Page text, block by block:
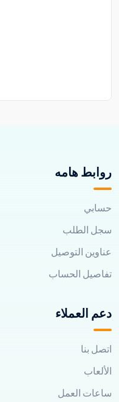
روابط هامه
حسابي
سجل الطلب
عناوين التوصيل
تفاصيل الحساب
دعم العملاء
اتصل بنا
الألعاب
ساعات العمل